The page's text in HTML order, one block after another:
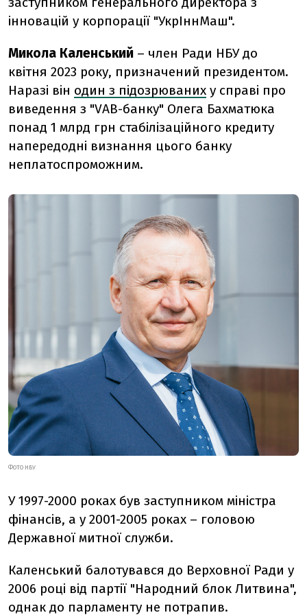
інновацій у корпорації "УкрІннМаш".
Микола Каленський – член Ради НБУ до
квітня 2023 року, призначений президентом.
Наразі він один з підозрюваних у справі про
виведення з "VAB-банку" Олега Бахматюка
понад 1 млрд грн стабілізаційного кредиту
напередодні визнання цього банку
неплатоспроможним.
ФОТО НБУ
У 1997-2000 роках був заступником міністра
фінансів, а у 2001-2005 роках – головою
Державної митної служби.
Каленський балотувався до Верховної Ради у
2006 році від партії "Народний блок Литвина",
однак до парламенту не потрапив.